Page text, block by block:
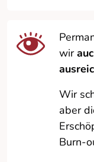
wir
Wir
aber
Burn-